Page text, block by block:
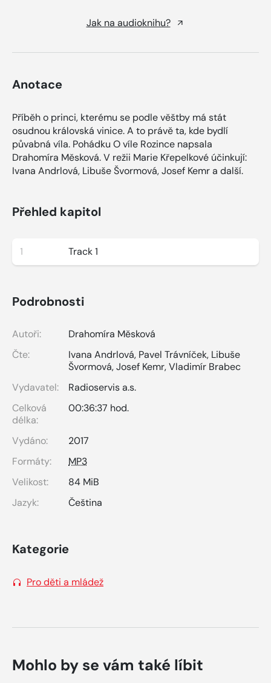
Jak na audioknihu?
Anotace
Příběh o princi, kterému se podle věštby má stát
osudnou královská vinice. A to právě ta, kde bydlí
půvabná víla. Pohádku O víle Rozince napsala
Drahomíra Měsková. V režii Marie Křepelkové účinkují:
Ivana Andrlová, Libuše Švormová, Josef Kemr a další.
Přehled kapitol
1 Track 1
Podrobnosti
Autoři:
Drahomíra Měsková
Čte:
Ivana Andrlová, Pavel Trávníček, Libuše
Švormová,Josef Kemr,Vladimír Brabec
Vydavatel:
Radioservis a.s.
Celková
délka:
00:36:37 hod.
Vydáno:
2017
Formáty:
MP3
Velikost:
84 MiB
Jazyk:
Čeština
Kategorie
Pro děti a mládež
Mohlo by se vám také líbit